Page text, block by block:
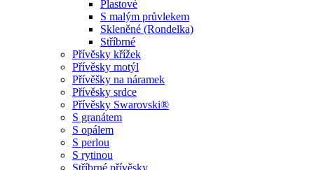
Plastové
S malým průvlekem
Skleněné (Rondelka)
Stříbrné
Přívěsky křížek
Přívěsky motýl
Přívěšky na náramek
Přívěsky srdce
Přívěsky Swarovski®
S granátem
S opálem
S perlou
S rytinou
Stříbrné přívěsky